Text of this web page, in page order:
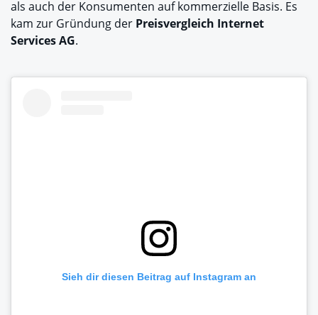
als auch der Konsumenten auf kommerzielle Basis. Es
kam zur Gründung der Preisvergleich Internet
Services AG.
Sieh dir diesen Beitrag auf Instagram an